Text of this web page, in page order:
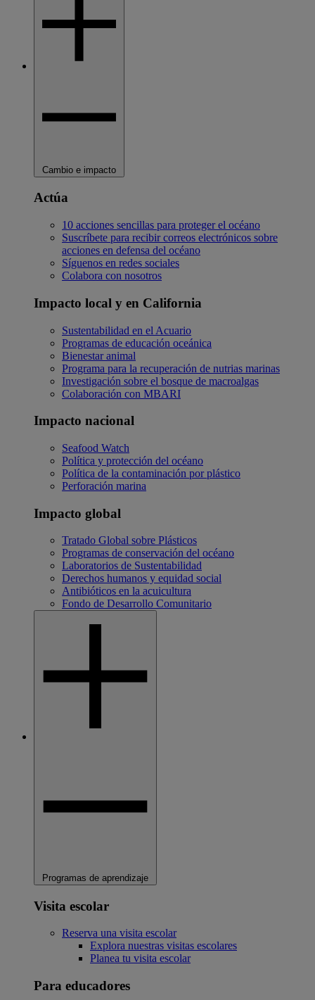
Cambio e impacto
Actúa
10 acciones sencillas para proteger el océano
Suscríbete para recibir correos electrónicos sobre
acciones en defensa del océano
Síguenos en redes sociales
Colabora con nosotros
Impacto local y en California
Sustentabilidad en el Acuario
Programas de educación oceánica
Bienestar animal
Programa para la recuperación de nutrias marinas
Investigación sobre el bosque de macroalgas
Colaboración con MBARI
Impacto nacional
Seafood Watch
Política y protección del océano
Política de la contaminación por plástico
Perforación marina
Impacto global
Tratado Global sobre Plásticos
Programas de conservación del océano
Laboratorios de Sustentabilidad
Derechos humanos y equidad social
Antibióticos en la acuicultura
Fondo de Desarrollo Comunitario
Programas de aprendizaje
Visita escolar
Reserva una visita escolar
Explora nuestras visitas escolares
Planea tu visita escolar
Para educadores